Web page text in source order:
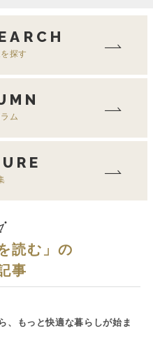
探す
ム
読む 」の
事
、もっと快適な暮らしが始ま